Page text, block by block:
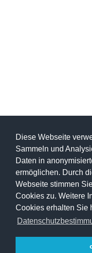
Diese Webseite
Sammeln und
Daten in
ermöglichen. Durch
Webseite stimmen
Cookies zu. Weitere
Cookies erhalten Sie